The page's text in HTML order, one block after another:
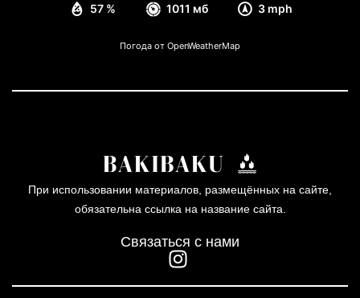
57 % 1011 мб 3 mph
Погода от OpenWeatherMap
При использовании материалов, размещённых на сайте,
обязательна ссылка на название сайта.
Связаться с нами